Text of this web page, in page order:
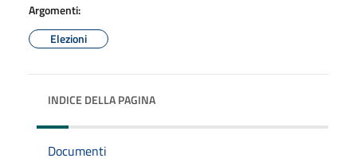
Argomenti:
Elezioni
INDICE DELLA PAGINA
Documenti